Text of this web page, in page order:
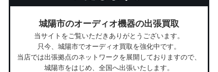
城陽市のオーディオ機器の出張買取
当サイトをご覧いただきありがとうございます。
只今、城陽市でオーディオ買取を強化中です。
当店では出張拠点のネットワークを展開しておりますので、
城陽市をはじめ、全国へ出張いたします。